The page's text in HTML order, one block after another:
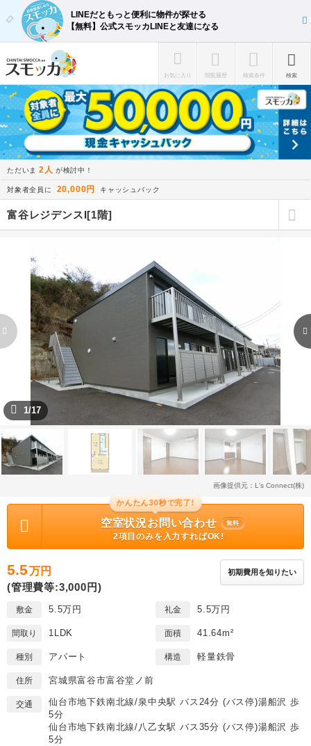
LINEだともっと便利に物件が探せる
【無料】公式スモッカLINEと友達になる
お気に入り 閲覧履歴 検索条件 検索
ただいま 2人 が検討中！
対象者全員に 20,000円 キャッシュバック
富谷レジデンスI[1階]
1/17
画像提供元：L's Connect(株)
かんたん30秒で完了!
空室状況お問い合わせ 無料
2項目のみを入力すればOK!
5.5万円
(管理費等:3,000円)
初期費用を知りたい
敷金 5.5万円 礼金 5.5万円
間取り 1LDK 面積 41.64m²
種別 アパート 構造 軽量鉄骨
住所 宮城県富谷市富谷堂ノ前
交通
仙台市地下鉄南北線/泉中央駅 バス24分 (バス停)湯船沢 歩
5分
仙台市地下鉄南北線/八乙女駅 バス35分 (バス停)湯船沢 歩
5分